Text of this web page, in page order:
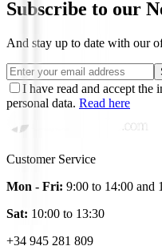
Subscribe to our
And stay up to date with our
I have read and accept the
personal data. Read here
Customer Service
Mon - Fri: 9:00 to 14:00 and
Sat: 10:00 to 13:30
+34 945 281 809